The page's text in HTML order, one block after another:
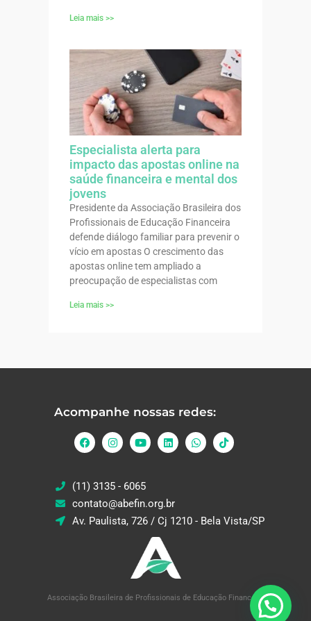
Leia mais >>
Especialista alerta para
impacto das apostas online na
saúde financeira e mental dos
jovens
Presidente da Associação Brasileira dos
Profissionais de Educação Financeira
defende diálogo familiar para prevenir o
vício em apostas O crescimento das
apostas online tem ampliado a
preocupação de especialistas com
Leia mais >>
Acompanhe nossas redes:
(11) 3135 - 6065
contato@abefin.org.br
Av. Paulista, 726 / Cj 1210 - Bela Vista/SP
Associação Brasileira de Profissionais de Educação Financeira